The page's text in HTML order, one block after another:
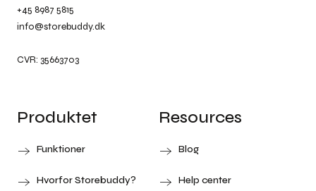
+45 8987 5815
info@storebuddy.dk
CVR: 35663703
Produktet
Funktioner
Hvorfor Storebuddy?
Resources
Blog
Help center